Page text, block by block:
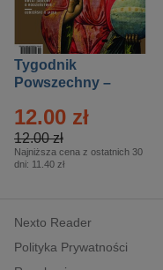
Tygodnik
Powszechny –
12.00 zł
12.00 zł
Najniższa cena z ostatnich 30
dni: 11.40 zł
Nexto Reader
Polityka Prywatności